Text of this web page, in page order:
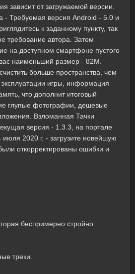
зависит от загружаемой версии.
- Требуемая версия Android - 5.0 и
к заданному пункту, так
требование автора. Затем
на доступном смартфоне пустого
наименьший размер - 82M.
больше пространства, чем
игры, информация
что дополнит итоговый
глупые фотографии, дешевые
Взломанная Тачки
версия - 1.3.3, на портале
июля 2020 г. - загрузите новейшую
откорректированы ошибки и
беспримерно стройно
треки.